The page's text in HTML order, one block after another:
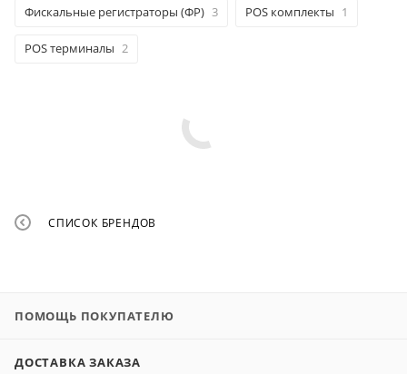
Фискальные регистраторы (ФР) 3 POS комплекты 1
POS терминалы 2
СПИСОК БРЕНДОВ
ПОМОЩЬ ПОКУПАТЕЛЮ
ДОСТАВКА ЗАКАЗА